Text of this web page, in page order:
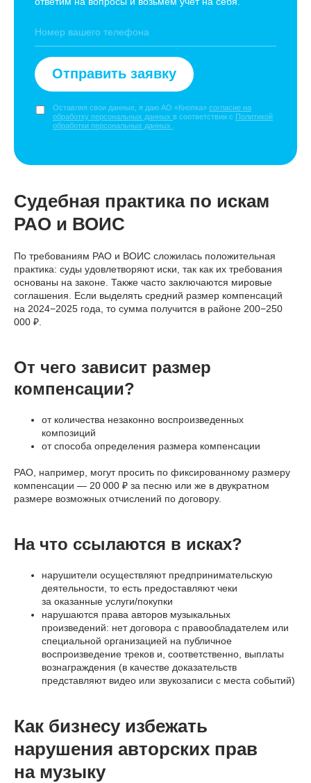
Отправить заявку
Оставляя свои данные, я даю АО «Кнопка» согласие на
обработку персональных данных в соответствии с Политикой
обработки персональных данных
Судебная практика по искам
РАО и ВОИС
По требованиям РАО и ВОИС сложилась положительная
практика: суды удовлетворяют иски, так как их требования
основаны на законе. Также часто заключаются мировые
соглашения. Если выделять средний размер компенсаций
на 2024−2025 года, то сумма получится в районе 200−250
000 ₽.
От чего зависит размер
компенсации?
от количества незаконно воспроизведенных
композиций
от способа определения размера компенсации
РАО, например, могут просить по фиксированному размеру
компенсации — 20 000 ₽ за песню или же в двукратном
размере возможных отчислений по договору.
На что ссылаются в исках?
нарушители осуществляют предпринимательскую
деятельности, то есть предоставляют чеки
за оказанные услуги/покупки
нарушаются права авторов музыкальных
произведений: нет договора с правообладателем или
специальной организацией на публичное
воспроизведение треков и, соответственно, выплаты
вознаграждения (в качестве доказательств
представляют видео или звукозаписи с места событий)
Как бизнесу избежать
нарушения авторских прав
на музыку